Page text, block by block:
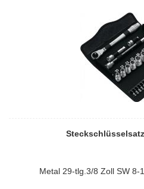
Metal 29-tlg.3/8 Zoll SW 8-